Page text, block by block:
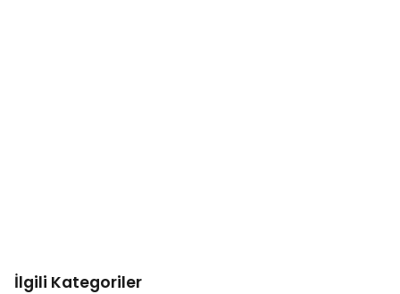
İlgili Kategoriler